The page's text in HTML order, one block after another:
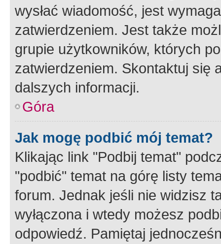
wysłać wiadomość, jest
zatwierdzeniem. Jest także
grupie użytkowników, których
zatwierdzeniem. Skontaktuj się
dalszych informacji.
Góra
Jak mogę podbić mój temat?
Klikając link "Podbij temat"
"podbić" temat na górę listy
forum. Jednak jeśli nie widzisz
wyłączona i wtedy możesz
odpowiedź. Pamiętaj